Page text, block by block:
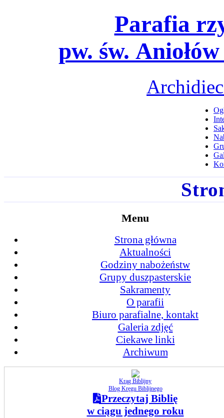
Parafia
pw. św.
Menu
Strona główna
Aktualności
Godziny nabożeństw
Grupy duszpasterskie
Sakramenty
O parafii
Biuro parafialne, kontakt
Galeria zdjęć
Ciekawe linki
Archiwum
Krąg Biblijny
Blog Kręgu Biblijnego
Przeczytaj Biblię
w ciągu jednego roku